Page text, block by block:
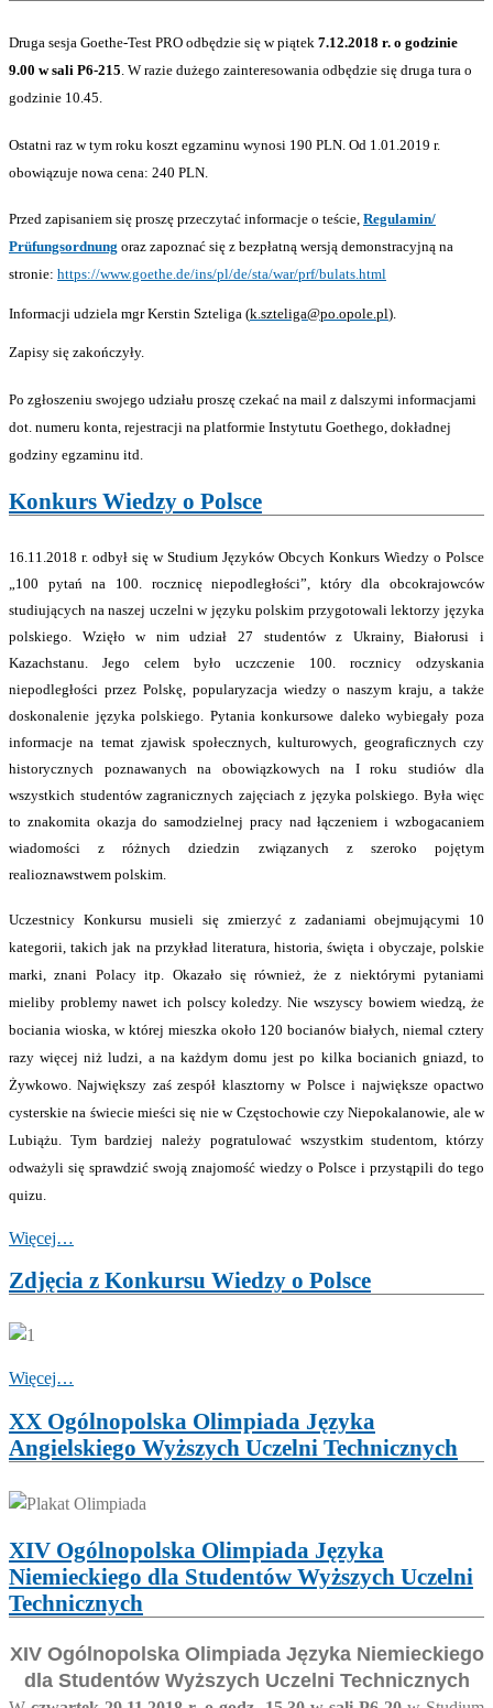
Druga sesja Goethe-Test PRO odbędzie się w piątek 7.12.2018 r. o godzinie
9.00 w sali P6-215 . W razie dużego zainteresowania odbędzie się druga tura o
godzinie 10.45.
Ostatni raz w tym roku koszt egzaminu wynosi 190 PLN. Od 1.01.2019 r.
obowiązuje nowa cena: 240 PLN.
Przed zapisaniem się proszę przeczytać informacje o teście, Regulamin/
Prüfungsordnung oraz zapoznać się z bezpłatną wersją demonstracyjną na
stronie: https://www.goethe.de/ins/pl/de/sta/war/prf/bulats.html
Informacji udziela mgr Kerstin Szteliga (k.szteliga@po.opole.pl).
Zapisy się zakończyły.
Po zgłoszeniu swojego udziału proszę czekać na mail z dalszymi informacjami
dot. numeru konta, rejestracji na platformie Instytutu Goethego, dokładnej
godziny egzaminu itd.
Konkurs Wiedzy o Polsce
16.11.2018 r. odbył się w Studium Języków Obcych Konkurs Wiedzy o Polsce
„100 pytań na 100. rocznicę niepodległości”, który dla obcokrajowców
studiujących na naszej uczelni w języku polskim przygotowali lektorzy języka
polskiego. Wzięło w nim udział 27 studentów z Ukrainy, Białorusi i
Kazachstanu. Jego celem było uczczenie 100. rocznicy odzyskania
niepodległości przez Polskę, popularyzacja wiedzy o naszym kraju, a także
doskonalenie języka polskiego. Pytania konkursowe daleko wybiegały poza
informacje na temat zjawisk społecznych, kulturowych, geograficznych czy
historycznych poznawanych na obowiązkowych na I roku studiów dla
wszystkich studentów zagranicznych zajęciach z języka polskiego. Była więc
to znakomita okazja do samodzielnej pracy nad łączeniem i wzbogacaniem
wiadomości z różnych dziedzin związanych z szeroko pojętym
realioznawstwem polskim.
Uczestnicy Konkursu musieli się zmierzyć z zadaniami obejmującymi 10
kategorii, takich jak na przykład literatura, historia, święta i obyczaje, polskie
marki, znani Polacy itp. Okazało się również, że z niektórymi pytaniami
mieliby problemy nawet ich polscy koledzy. Nie wszyscy bowiem wiedzą, że
bociania wioska, w której mieszka około 120 bocianów białych, niemal cztery
razy więcej niż ludzi, a na każdym domu jest po kilka bocianich gniazd, to
Żywkowo. Największy zaś zespół klasztorny w Polsce i największe opactwo
cysterskie na świecie mieści się nie w Częstochowie czy Niepokalanowie, ale w
Lubiążu. Tym bardziej należy pogratulować wszystkim studentom, którzy
odważyli się sprawdzić swoją znajomość wiedzy o Polsce i przystąpili do tego
quizu.
Więcej…
Zdjęcia z Konkursu Wiedzy o Polsce
Więcej…
XX Ogólnopolska Olimpiada Języka
Angielskiego Wyższych Uczelni Technicznych
XIV Ogólnopolska Olimpiada Języka
Niemieckiego dla Studentów Wyższych Uczelni
Technicznych
XIVOgólnopolska Olimpiada Języka Niemieckiego
dla Studentów Wyższych Uczelni Technicznych